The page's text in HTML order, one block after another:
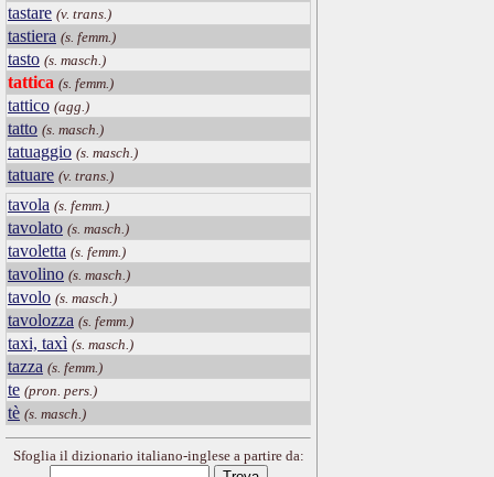
tastare (v. trans.)
tastiera (s. femm.)
tasto (s. masch.)
tattica (s. femm.)
tattico (agg.)
tatto (s. masch.)
tatuaggio (s. masch.)
tatuare (v. trans.)
tavola (s. femm.)
tavolato (s. masch.)
tavoletta (s. femm.)
tavolino (s. masch.)
tavolo (s. masch.)
tavolozza (s. femm.)
taxi, taxì (s. masch.)
tazza (s. femm.)
te (pron. pers.)
tè (s. masch.)
Sfoglia il dizionario italiano-inglese a partire da: